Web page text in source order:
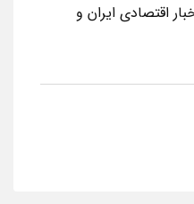
اقتصادی ایران و